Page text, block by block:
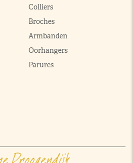
Colliers
Broches
Armbanden
Oorhangers
Parures